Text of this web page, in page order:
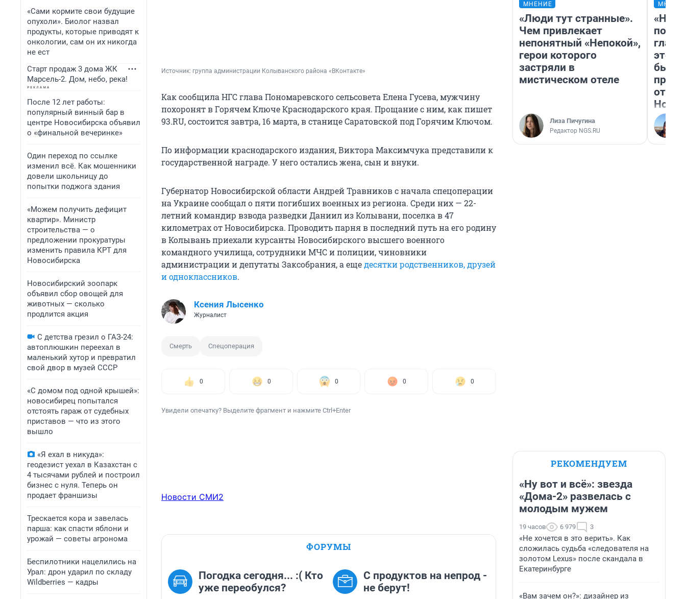
«Сами кормите свои будущие
опухоли». Биолог назвал
продукты, которые приводят к
онкологии, сам он их никогда
не ест
Старт продаж 3 дома ЖК
Марсель-2. Дом, небо, река!
После 12 лет работы:
популярный винный бар в
центре Новосибирска объявил
о «финальной вечеринке»
Один переход по ссылке
изменил всё. Как мошенники
довели школьницу до
попытки поджога здания
«Можем получить дефицит
квартир». Министр
строительства — о
предложении прокуратуры
изменить правила КРТ для
Новосибирска
Новосибирский зоопарк
объявил сбор овощей для
животных — сколько
продлится акция
С детства грезил о ГАЗ-24:
автоплюшкин переехал в
маленький хутор и превратил
свой двор в музей СССР
«С домом под одной крышей»:
новосибирец попытался
отстоять гараж от судебных
приставов — что из этого
вышло
«Я ехал в никуда»:
геодезист уехал в Казахстан с
4 тысячами рублей и построил
бизнес с нуля. Теперь он
продает франшизы
Трескается кора и завелась
парша: как спасти яблони и
урожай — советы агронома
Беспилотники нацелились на
Урал: дрон ударил по складу
Wildberries — кадры
Источник: группа администрации Колыванского района «ВКонтакте»
Как сообщила НГС глава Пономаревского сельсовета Елена Гусева, мужчину
похоронят в Горячем Ключе Краснодарского края. Прощание с ним, как пишет
93.RU, состоится завтра, 16 марта, в станице Саратовской под Горячим Ключом.
По информации краснодарского издания, Виктора Максимчука представили к
государственной награде. У него остались жена, сын и внуки.
Губернатор Новосибирской области Андрей Травников с начала спецоперации
на Украине сообщал о пяти погибших военных из региона. Среди них — 22-
летний командир взвода разведки Даниил из Колывани, поселка в 47
километрах от Новосибирска. Проводить парня в последний путь на его родину
в Колывань приехали курсанты Новосибирского высшего военного
командного училища, сотрудники МЧС и полиции, чиновники
администрации и депутаты Заксобрания, а ещедесятки родственников, друзей
и одноклассников.
Ксения Лысенко
Журналист
Смерть Спецоперация
0 0 0 0 0
Увидели опечатку? Выделите фрагмент и нажмите Ctrl+Enter
Новости СМИ2
ФОРУМЫ
Погодка сегодня... :( Кто
уже переобулся?
С продуктов на непрод -
не берут!
МНЕНИЕ
«Люди тут странные».
Чем привлекает
непонятный «Непокой»,
герои которого
застряли в
мистическом отеле
Лиза Пичугина
Редактор NGS.RU
этого
бьет
РЕКОМЕНДУЕМ
«Ну вот и всё»: звезда
«Дома-2» развелась с
молодым мужем
19 часов 6 979 3
«Не хочется в это верить». Как
сложилась судьба «следователя на
золотом Lexus» после скандала в
Екатеринбурге
«Вам зачем он?»: дизайнер из